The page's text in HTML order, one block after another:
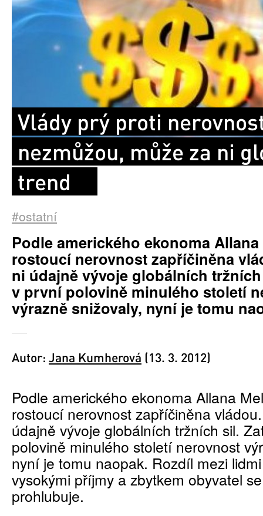
Vlády prý proti
nezmůžou, může za ni
trend
#ostatní
Podle amerického ekonoma
rostoucí nerovnost zapříčiněna
ni údajně vývoje globálních
v první polovině minulého století
výrazně snižovaly, nyní je tomu
Autor: Jana Kumherová (13. 3. 2012)
Podle amerického ekonoma Allana
rostoucí nerovnost zapříčiněna
údajně vývoje globálních tržních sil.
polovině minulého století nerovnost
nyní je tomu naopak. Rozdíl mezi
vysokými příjmy a zbytkem obyvatel
prohlubuje.